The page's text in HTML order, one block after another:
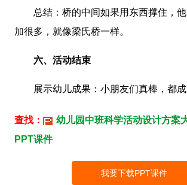
总结：桥的中间如果用东西撑住，他
加很多，就像梁氏桥一样。
六、活动结束
展示幼儿成果：小朋友们真棒，都成
查找：
幼儿园中班科学活动设计方案
PPT课件
我要下载PPT课件